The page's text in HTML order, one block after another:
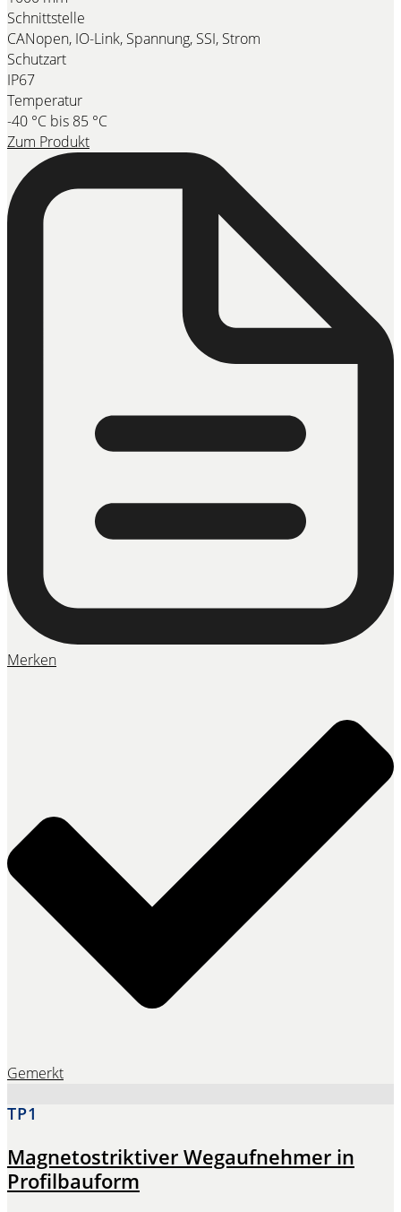
Schnittstelle
CANopen, IO-Link, Spannung, SSI, Strom
Schutzart
IP67
Temperatur
-40 °C bis 85 °C
Zum Produkt
Merken
Gemerkt
TP1
Magnetostriktiver Wegaufnehmer in
Profilbauform